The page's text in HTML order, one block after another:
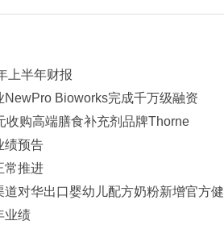
上半年财报
NewPro Bioworks完成千万级融资
收购高端膳食补充剂品牌Thorne
绩预告
常推进
道对华出口婴幼儿配方奶粉新增官方健
业绩